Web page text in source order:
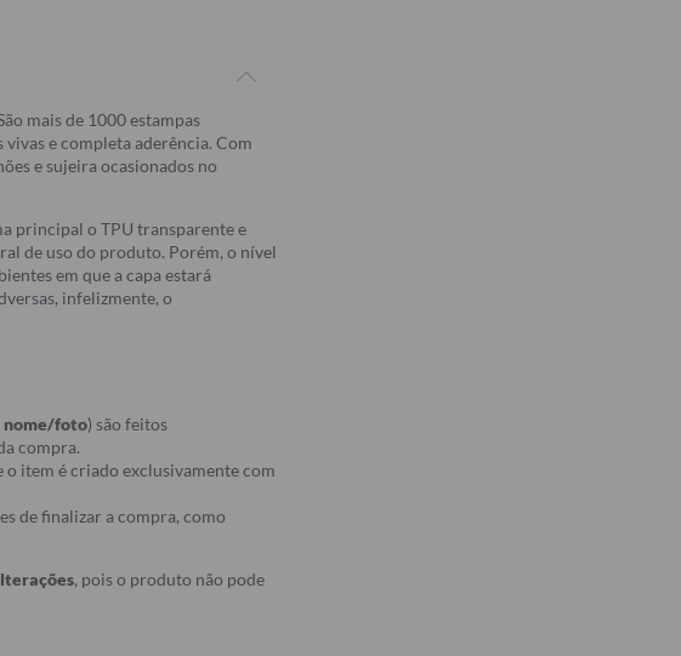
mais de 1000 estampas
e completa aderência. Com
e sujeira ocasionados no
principal o TPU transparente e
de uso do produto. Porém, o nível
em que a capa estará
infelizmente, o
nome/foto) são feitos
compra.
o item é criado exclusivamente com
de finalizar a compra, como
, pois o produto não pode